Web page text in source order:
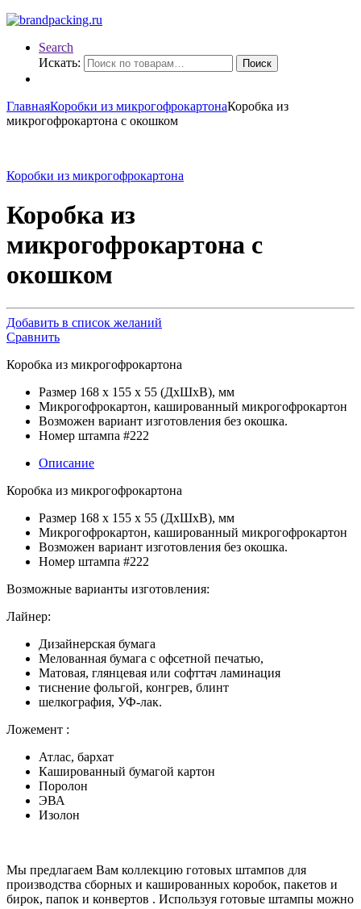
Search
Искать:
Поиск
ГлавнаяКоробки из микрогофрокартонаКоробка из
микрогофрокартона с окошком
Коробки из микрогофрокартона
Коробка из
микрогофрокартона с
окошком
Добавить в список желаний
Сравнить
Коробка из микрогофрокартона
Размер 168 х 155 х 55 (ДхШхВ), мм
Микрогофрокартон, кашированный микрогофрокартон
Возможен вариант изготовления без окошка.
Номер штампа #222
Описание
Коробка из микрогофрокартона
Размер 168 х 155 х 55 (ДхШхВ), мм
Микрогофрокартон, кашированный микрогофрокартон
Возможен вариант изготовления без окошка.
Номер штампа #222
Возможные варианты изготовления:
Лайнер:
Дизайнерская бумага
Мелованная бумага с офсетной печатью,
Матовая, глянцевая или софттач ламинация
тиснение фольгой, конгрев, блинт
шелкография, УФ-лак.
Ложемент :
Атлас, бархат
Кашированный бумагой картон
Поролон
ЭВА
Изолон
Мы предлагаем Вам коллекцию готовых штампов для
производства сборных и кашированных коробок, пакетов и
бирок, папок и конвертов . Используя готовые штампы можно